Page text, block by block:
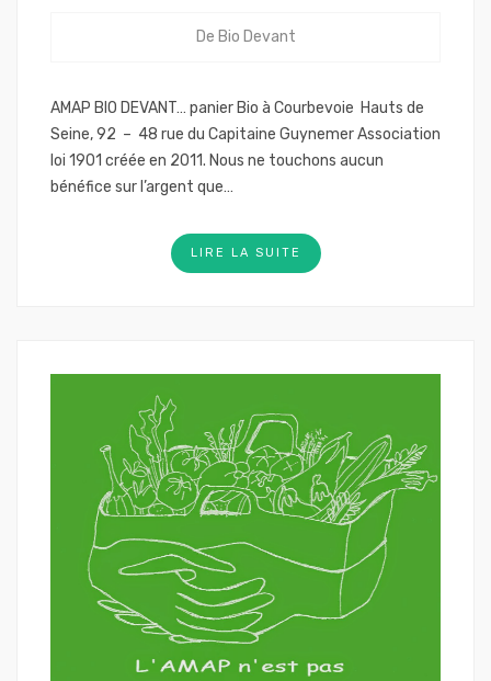
De Bio Devant
AMAP BIO DEVANT… panier Bio à Courbevoie Hauts de
Seine, 92 – 48 rue du Capitaine Guynemer Association
loi 1901 créée en 2011. Nous ne touchons aucun
bénéfice sur l’argent que…
LIRE LA SUITE